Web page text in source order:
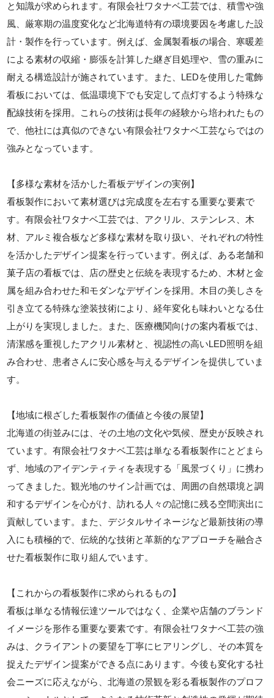
と知識が求められます。有限会社ワタナベ工芸では、積雪や強
風、厳寒期の温度変化など北海道特有の環境要因を考慮した設
計・製作を行っています。例えば、金属製看板の場合、寒暖差
による素材の収縮・膨張を計算した継ぎ目処理や、雪の重みに
耐える構造設計が施されています。また、LEDを使用した電飾
看板においては、低温環境下でも安定して点灯するよう特殊な
配線技術を採用。これらの技術は長年の経験から培われたもの
で、他社には真似のできない有限会社ワタナベ工芸ならではの
強みとなっています。
【多様な素材を活かした看板デザインの実例】
看板製作において素材選びは完成度を左右する重要な要素で
す。有限会社ワタナベ工芸では、アクリル、ステンレス、木
材、アルミ複合板など多様な素材を取り扱い、それぞれの特性
を活かしたデザイン提案を行っています。例えば、ある老舗和
菓子店の看板では、店の歴史と伝統を表現するため、木材と金
属を組み合わせた和モダンなデザインを採用。木目の美しさを
引き立てる特殊な塗装技術により、経年変化も味わいとなる仕
上がりを実現しました。また、医療機関向けの案内看板では、
清潔感を重視したアクリル素材と、視認性の高いLED照明を組
み合わせ、患者さんに安心感を与えるデザインを提供していま
す。
【地域に根ざした看板製作の価値と今後の展望】
北海道の街並みには、その土地の文化や気候、歴史が反映され
ています。有限会社ワタナベ工芸は単なる看板製作にとどまら
ず、地域のアイデンティティを表現する「風景づくり」に携わ
ってきました。観光地のサイン計画では、周囲の自然環境と調
和するデザインを心がけ、訪れる人々の記憶に残る空間演出に
貢献しています。また、デジタルサイネージなど最新技術の導
入にも積極的で、伝統的な技術と革新的なアプローチを融合さ
せた看板製作に取り組んでいます。
【これからの看板製作に求められるもの】
看板は単なる情報伝達ツールではなく、企業や店舗のブランド
イメージを形作る重要な要素です。有限会社ワタナベ工芸の強
みは、クライアントの要望を丁寧にヒアリングし、その本質を
捉えたデザイン提案ができる点にあります。今後も変化する社
会ニーズに応えながら、北海道の景観を彩る看板製作のプロフ